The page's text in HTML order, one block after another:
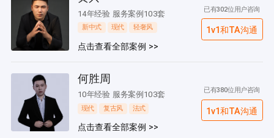
14年经验 服务案例103套
新中式 现代 轻奢风
点击查看全部案例 >>
已有302位用户咨询
1v1和TA沟通
何胜周
10年经验 服务案例103套
现代 复古风 法式
点击查看全部案例 >>
已有380位用户咨询
1v1和TA沟通